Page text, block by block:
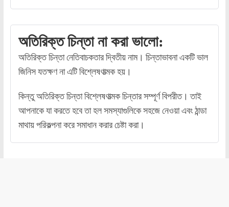
অতিরিক্ত চিন্তা না করা ভালো:
অতিরিক্ত চিন্তা নেতিবাচকতার দ্বিতীয় নাম। চিন্তাভাবনা একটি ভাল
জিনিস যতক্ষণ না এটি বিশ্লেষণাত্মক হয়।
কিন্তু অতিরিক্ত চিন্তা বিশ্লেষণাত্মক চিন্তার সম্পূর্ণ বিপরীত। তাই
আপনাকে যা করতে হবে তা হল সমস্যাগুলিকে সহজে নেওয়া এবং ঠান্ডা
মাথায় পরিকল্পনা করে সমাধান করার চেষ্টা করা।